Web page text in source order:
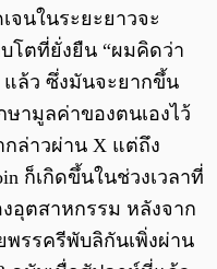
นในระยะยาวจะ
โตที่ยั่งยืน “ผมคิดว่า
แล้ว ซึ่งมันจะยากขึ้น
ามูลค่าของตนเองไว้
กล่าวผ่าน X แต่ถึง
ก็เกิดขึ้นในช่วงเวลาที่
อุตสาหกรรม หลังจาก
รรครีพับลิกันเพิ่งผ่าน